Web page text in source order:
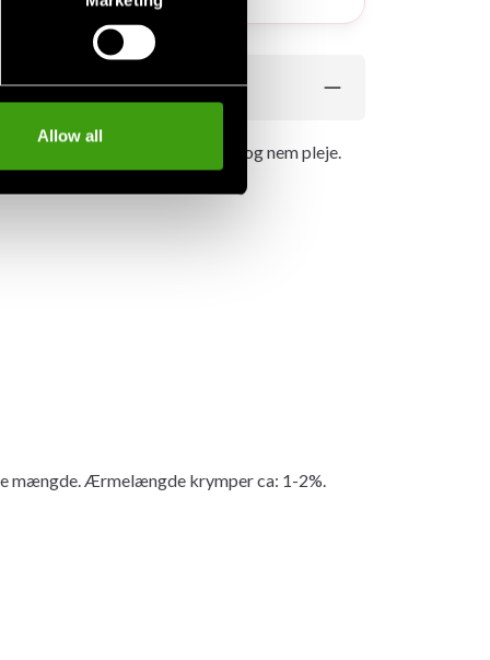
Allow all
stoffet ekstra blødhed, styrke og nem pleje.
mængde. Ærmelængde krymper ca: 1-2%.